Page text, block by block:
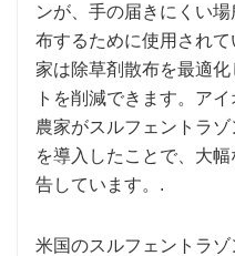
ンが、手の届きにくい
布するために使用され
家は除草剤散布を最適
トを削減できます。ア
農家がスルフェントラ
を導入したことで、大
告しています。.
米国のスルフェントラ